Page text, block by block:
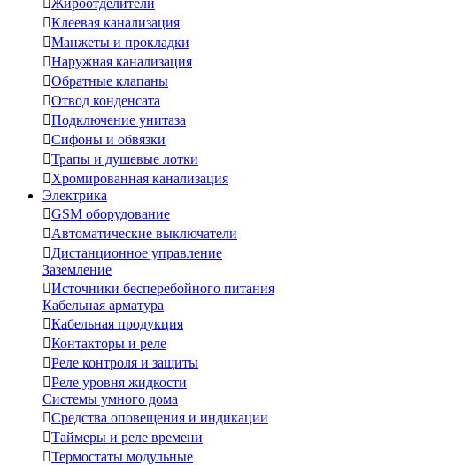
Жироотделители
Клеевая канализация
Манжеты и прокладки
Наружная канализация
Обратные клапаны
Отвод конденсата
Подключение унитаза
Сифоны и обвязки
Трапы и душевые лотки
Хромированная канализация
Электрика
GSM оборудование
Автоматические выключатели
Дистанционное управление
Заземление
Источники бесперебойного питания
Кабельная арматура
Кабельная продукция
Контакторы и реле
Реле контроля и защиты
Реле уровня жидкости
Системы умного дома
Средства оповещения и индикации
Таймеры и реле времени
Термостаты модульные